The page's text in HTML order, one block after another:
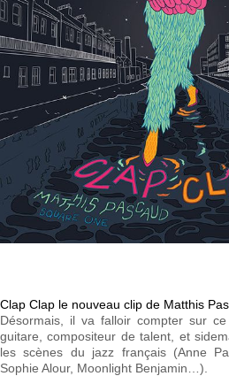
Clap Clap le nouveau clip de Matthis
Désormais, il va falloir compter sur
guitare, compositeur de talent, et
les scènes du jazz français (Anne
Sophie Alour, Moonlight Benjamin…).